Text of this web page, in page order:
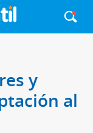
y
al